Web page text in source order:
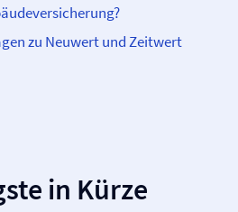
zu Neuwert und Zeitwert
in Kürze